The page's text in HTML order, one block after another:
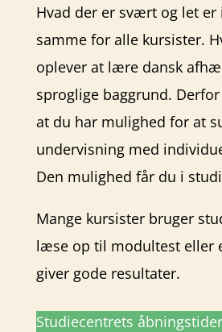
Hvad der er svært og let er
samme for alle kursister.
oplever at lære dansk
sproglige baggrund.
at du har mulighed for at
undervisning med
Den mulighed får du i
Mange kursister bruger
læse op til modultest eller
giver gode resultater.
Studiecentrets åbningstider